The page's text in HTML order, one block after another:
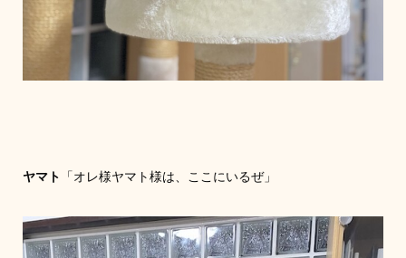
ヤマト 「オレ様ヤマト様は、ここにいるぜ」